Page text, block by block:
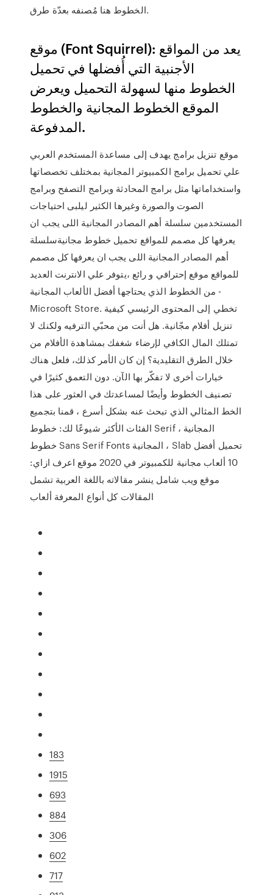
الخطوط هنا مُصنفه بعدّة طرق.
موقع (Font Squirrel): يعد من المواقع
الأجنبية التي أُفضلها في تحميل
الخطوط منها لسهولة التحميل ويعرض
الموقع الخطوط المجانية والخطوط
المدفوعة.
موقع تنزيل برامج يهدف إلى مساعدة المستخدم العربي
علي تحميل برامج الكمبيوتر المجانية بمختلف تخصصاتها
واستخداماتها مثل برامج المحادثة وبرامج التصفح وبرامج
الصوت والصورة وغيرها الكثير ليلبى احتياجات
المستخدمين سلسلة أهم المصادر المجانية اللى يجب ان
يعرفها كل مصمم للمواقع تحميل خطوط مجانيةسلسلة
أهم المصادر المجانية اللى يجب ان يعرفها كل مصمم
للمواقع موقع إحترافي و رائع ،يتوفر علي الانترنت العديد
من الخطوط الذي يحتاجها أفضل الألعاب المجانية -
Microsoft Store. تخطي إلى المحتوى الرئيسي كيفية
تنزيل أفلام مجّانية. هل أنت من محبّي الترفيه ولكنك لا
تمتلك المال الكافي لإرضاء شغفك بمشاهدة الأفلام من
خلال الطرق التقليدية؟ إن كان الأمر كذلك، فلعل هناك
خيارات أخرى لا تفكّر بها الآن. دون التعمق كثيرًا في
تصنيف الخطوط وأيضًا لمساعدتك في العثور على هذا
الخط المثالي الذي تبحث عنه بشكل أسرع ، قمنا بتجميع
الفئات الأكثر شيوعًا لك: خطوط Serif المجانية ،
خطوط Sans Serif Fonts المجانية ، Slab تحميل أفضل
10 ألعاب مجانية للكمبيوتر في 2020 موقع اعرف ازاي:
موقع ويب شامل ينشر مقالاته باللغة العربية تشمل
المقالات كل أنواع المعرفة ألعاب
183
1915
693
884
306
602
717